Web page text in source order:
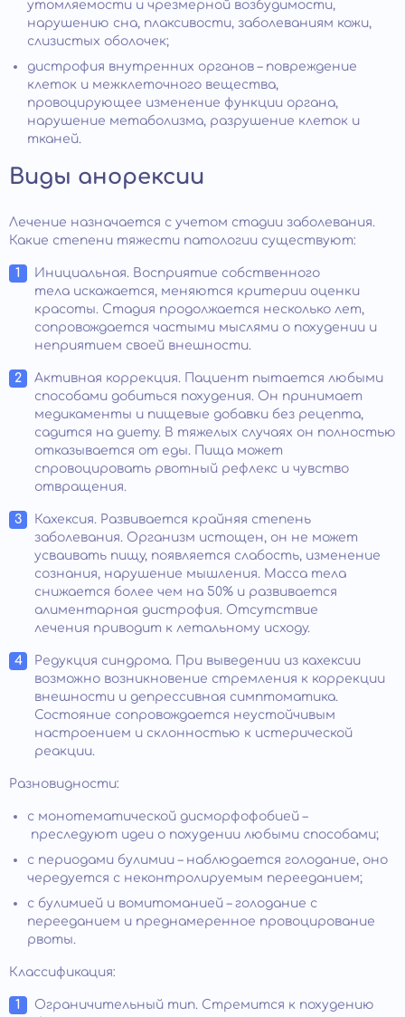
утомляемости и чрезмерной возбудимости,
нарушению сна, плаксивости, заболеваниям кожи,
слизистых оболочек;
дистрофия внутренних органов – повреждение
клеток и межклеточного вещества,
провоцирующее изменение функции органа,
нарушение метаболизма, разрушение клеток и
тканей.
Виды анорексии
Лечение назначается с учетом стадии заболевания.
Какие степени тяжести патологии существуют:
Инициальная. Восприятие собственного
тела искажается, меняются критерии оценки
красоты. Стадия продолжается несколько лет,
сопровождается частыми мыслями о похудении и
неприятием своей внешности.
Активная коррекция. Пациент пытается любыми
способами добиться похудения. Он принимает
медикаменты и пищевые добавки без рецепта,
садится на диету. В тяжелых случаях он полностью
отказывается от еды. Пища может
спровоцировать рвотный рефлекс и чувство
отвращения.
Кахексия. Развивается крайняя степень
заболевания. Организм истощен, он не может
усваивать пищу, появляется слабость, изменение
сознания, нарушение мышления. Масса тела
снижается более чем на 50% и развивается
алиментарная дистрофия. Отсутствие
лечения приводит к летальному исходу.
Редукция синдрома. При выведении из кахексии
возможно возникновение стремления к коррекции
внешности и депрессивная симптоматика.
Состояние сопровождается неустойчивым
настроением и склонностью к истерической
реакции.
Разновидности:
с монотематической дисморфофобией –
преследуют идеи о похудении любыми способами;
с периодами булимии – наблюдается голодание, оно
чередуется с неконтролируемым перееданием;
с булимией и вомитоманией – голодание с
перееданием и преднамеренное провоцирование
рвоты.
Классификация:
Ограничительный тип. Стремится к похудению